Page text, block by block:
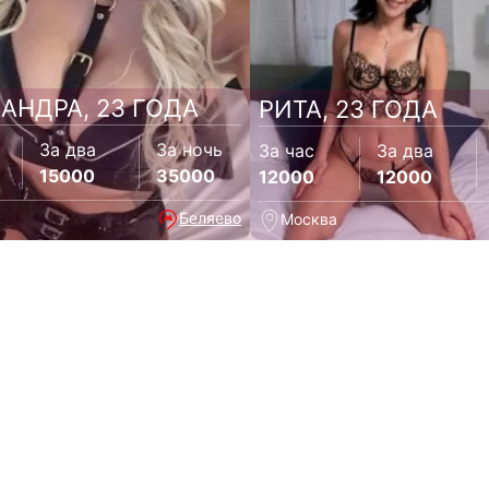
23 ГОДА
За два
15000
За ночь
35000
Беляево
РИТА, 23 ГОДА
За час
12000
За два
12000
Москва